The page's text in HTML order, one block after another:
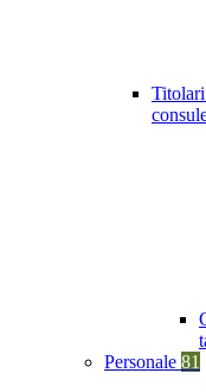
Personale 81